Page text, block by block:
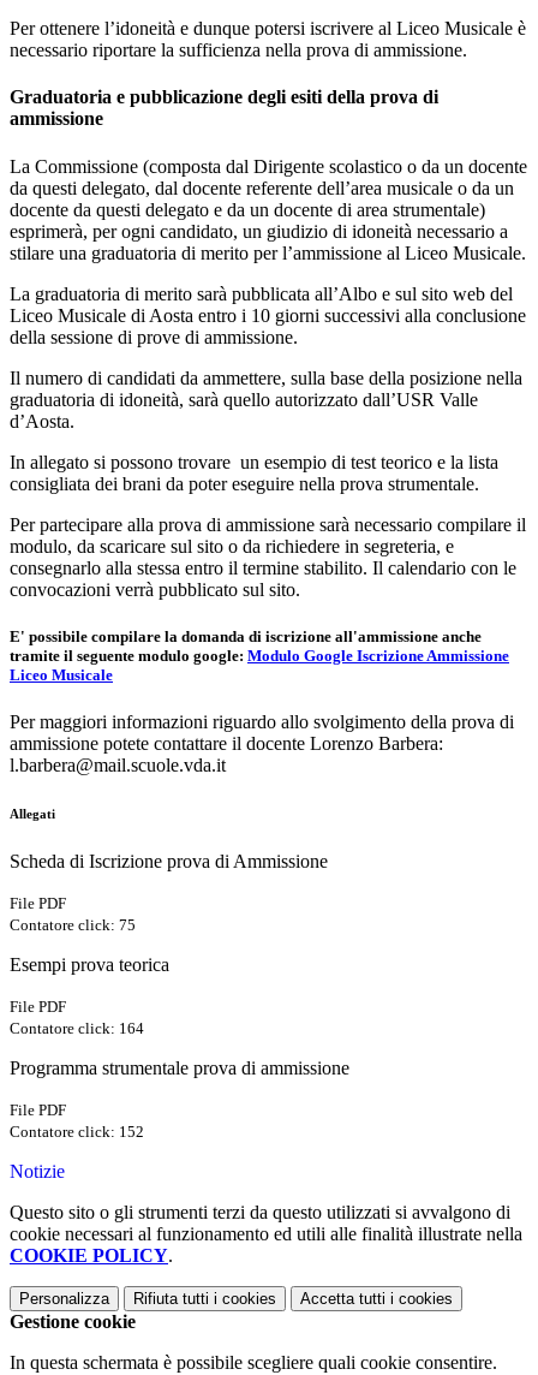
Per ottenere l’idoneità e dunque potersi iscrivere al Liceo Musicale è
necessario riportare la sufficienza nella prova di ammissione.
Graduatoria e pubblicazione degli esiti della prova di
ammissione
La Commissione (composta dal Dirigente scolastico o da un docente
da questi delegato, dal docente referente dell’area musicale o da un
docente da questi delegato e da un docente di area strumentale)
esprimerà, per ogni candidato, un giudizio di idoneità necessario a
stilare una graduatoria di merito per l’ammissione al Liceo Musicale.
La graduatoria di merito sarà pubblicata all’Albo e sul sito web del
Liceo Musicale di Aosta entro i 10 giorni successivi alla conclusione
della sessione di prove di ammissione.
Il numero di candidati da ammettere, sulla base della posizione nella
graduatoria di idoneità, sarà quello autorizzato dall’USR Valle
d’Aosta.
In allegato si possono trovare un esempio di test teorico e la lista
consigliata dei brani da poter eseguire nella prova strumentale.
Per partecipare alla prova di ammissione sarà necessario compilare il
modulo, da scaricare sul sito o da richiedere in segreteria, e
consegnarlo alla stessa entro il termine stabilito. Il calendario con le
convocazioni verrà pubblicato sul sito.
E' possibile compilare la domanda di iscrizione all'ammissione anche
tramite il seguente modulo google: Modulo Google Iscrizione Ammissione
Liceo Musicale
Per maggiori informazioni riguardo allo svolgimento della prova di
ammissione potete contattare il docente Lorenzo Barbera:
l.barbera@mail.scuole.vda.it
Allegati
Scheda di Iscrizione prova di Ammissione
File PDF
Contatore click: 75
Esempi prova teorica
File PDF
Contatore click: 164
Programma strumentale prova di ammissione
File PDF
Contatore click: 152
Notizie
Questo sito o gli strumenti terzi da questo utilizzati si avvalgono di
cookie necessari al funzionamento ed utili alle finalità illustrate nella
COOKIE POLICY.
Personalizza Rifiuta tutti i cookies Accetta tutti i cookies
Gestione cookie
In questa schermata è possibile scegliere quali cookie consentire.